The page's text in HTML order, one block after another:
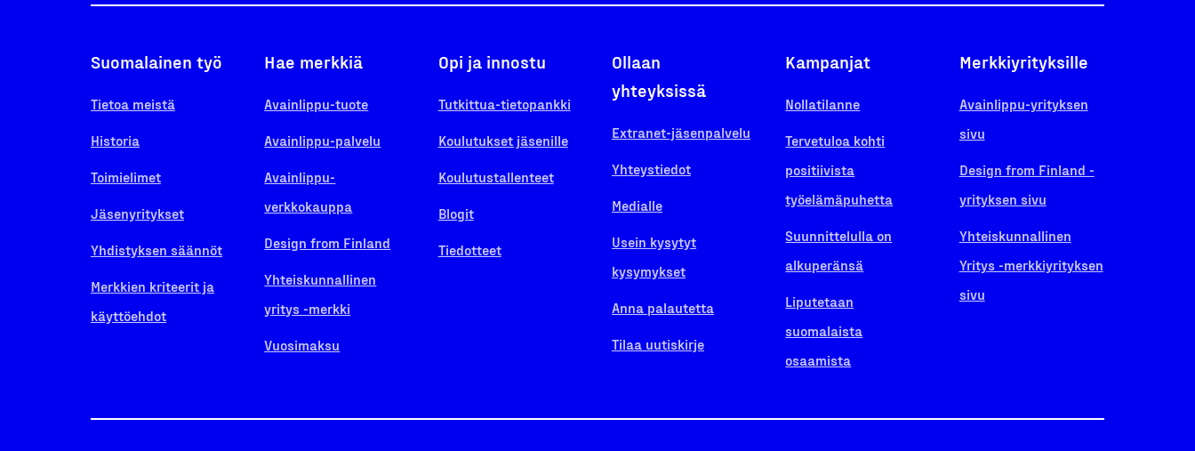
Suomalainen työ
Tietoa meistä
Historia
Toimielimet
Jäsenyritykset
Yhdistyksen säännöt
Merkkien kriteerit ja
käyttöehdot
Hae merkkiä
Avainlippu-tuote
Avainlippu-palvelu
Avainlippu-
verkkokauppa
Design from Finland
Yhteiskunnallinen
yritys -merkki
Vuosimaksu
Opi ja innostu
Tutkittua-tietopankki
Koulutukset jäsenille
Koulutustallenteet
Blogit
Tiedotteet
Ollaan
yhteyksissä
Extranet-jäsenpalvelu
Yhteystiedot
Medialle
Usein kysytyt
kysymykset
Anna palautetta
Tilaa uutiskirje
Kampanjat
Nollatilanne
Tervetuloa kohti
positiivista
työelämäpuhetta
Suunnittelulla on
alkuperänsä
Liputetaan
suomalaista
osaamista
Merkkiyrityksille
Avainlippu-yrityksen
sivu
Design from Finland -
yrityksen sivu
Yhteiskunnallinen
Yritys -merkkiyrityksen
sivu